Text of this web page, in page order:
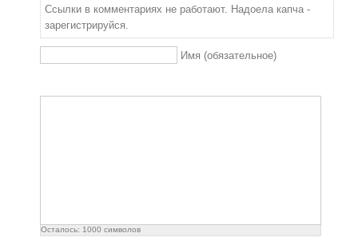
Ссылки в комментариях не работают. Надоела капча -
зарегистрируйся.
Имя (обязательное)
Осталось: 1000 символов